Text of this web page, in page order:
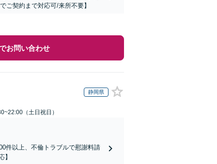
ご契約まで対応可/来所不要】
お問い合わせ
静岡県
（土日祝日）
件以上、不倫トラブルで慰謝料請
】